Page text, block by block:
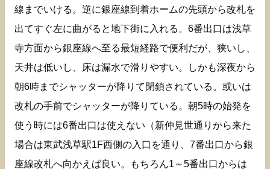
線までいける。逆に銀座線到着ホームの先頭から改札を
出てすぐ左に曲がると地下街に入れる。6番出口は浅草
寺方面から銀座線へ至る最短経路で便利だが、狭いし、
天井は低いし、床は漏水で滑りやすい。しかも深夜から
朝6時までシャッターが降りて閉鎖されている。或いは
改札の手前でシャッターが降りている。朝5時の始発を
使う時には6番出口は使えない（新仲見世通りから来た
場合は東武浅草駅1F西側の入口を通り、7番出口から銀
座線改札へ向かえば良い。もちろん1～5番出口からは